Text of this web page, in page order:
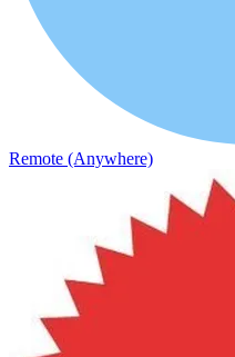
Remote (Anywhere)